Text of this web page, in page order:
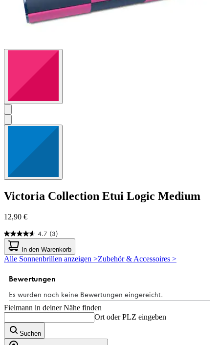
Victoria Collection Etui Logic Medium
12,90 €
4.7 (3)
4.7
von
5
Sternen.
Bewertungen
In den Warenkorb
Alle Sonnenbrillen anzeigen >Zubehör & Accessoires >
Fielmann in deiner Nähe finden
Ort oder PLZ eingeben
Suchen